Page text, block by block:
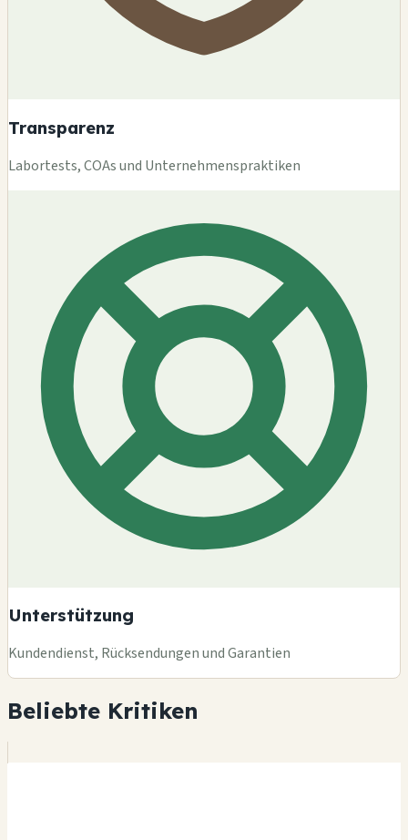
Transparenz
Labortests, COAs und Unternehmenspraktiken
Unterstützung
Kundendienst, Rücksendungen und Garantien
Beliebte Kritiken